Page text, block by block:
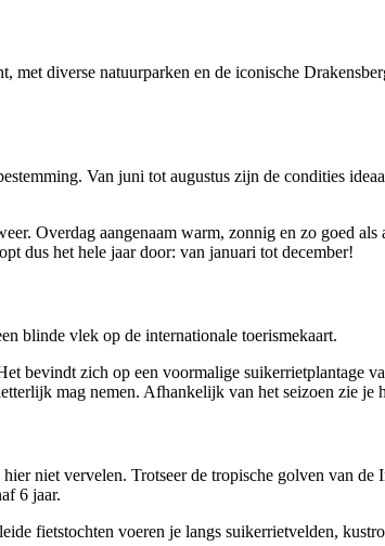
diverse natuurparken en de iconische
Van juni tot augustus zijn de condities
Overdag aangenaam warm, zonnig en zo goed
dus het hele jaar door: van januari tot december!
blinde vlek op de internationale toerismekaart.
bevindt zich op een voormalige suikerrietplantage
mag nemen. Afhankelijk van het seizoen zie
niet vervelen. Trotseer de tropische golven van
6 jaar.
fietstochten voeren je langs suikerrietvelden,